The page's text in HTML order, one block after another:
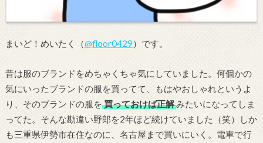
まいど！めいたく（@floor0429）です。
昔は服のブランドをめちゃくちゃ気にしていました。何個かの
気にいったブランドの服を買ってて、もはやおしゃれというよ
り、そのブランドの服を 買っておけば正解みたいになってしま
ってた。そんな勘違い野郎を2年ほど続けていました（笑）しか
も三重県伊勢市在住なのに、名古屋まで買いにいく。電車で行